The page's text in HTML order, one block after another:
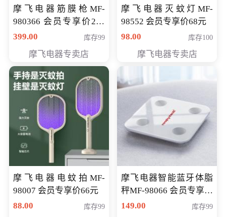
摩飞电器筋膜枪MF-
980366 会员专享价299
元
399.00 库存99
摩飞电器专卖店
摩飞电器灭蚊灯MF-
98552 会员专享价68元
98.00
库存100
摩飞电器专卖店
摩飞电器电蚊拍MF-
98007 会员专享价66元
88.00
库存99
摩飞电器智能蓝牙体脂
秤MF-98066 会员专享价
98元
149.00 库存99